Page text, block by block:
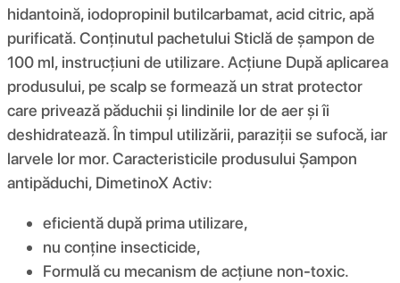
hidantoină, iodopropinil butilcarbamat, acid citric, apă
purificată. Conținutul pachetului Sticlă de șampon de
100 ml, instrucțiuni de utilizare. Acţiune După aplicarea
produsului, pe scalp se formează un strat protector
care privează păduchii și lindinile lor de aer și îi
deshidratează. În timpul utilizării, paraziții se sufocă, iar
larvele lor mor. Caracteristicile produsului Șampon
antipăduchi, DimetinoX Activ:
eficientă după prima utilizare,
nu conține insecticide,
Formulă cu mecanism de acțiune non-toxic.